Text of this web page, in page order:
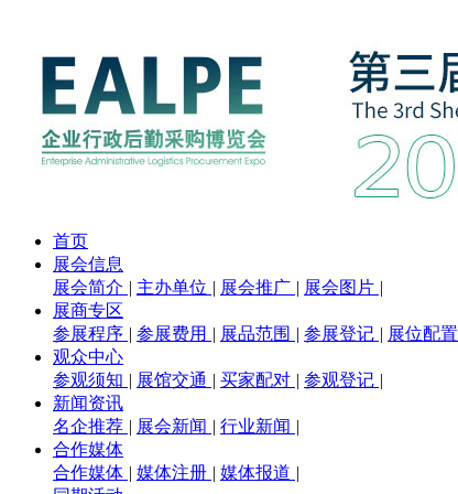
首页
展会信息
展会简介 | 主办单位 | 展会推广 | 展会图片 |
展商专区
参展程序 | 参展费用 | 展品范围 | 参展登记 | 展位配置
观众中心
参观须知 | 展馆交通 | 买家配对 | 参观登记 |
新闻资讯
名企推荐 | 展会新闻 | 行业新闻 |
合作媒体
合作媒体 | 媒体注册 | 媒体报道 |